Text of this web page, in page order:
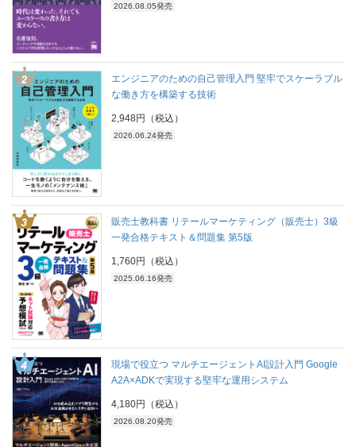
2026.08.05発売
エンジニアのための自己管理入門 堅牢でスケーラブル
な働き方を構築する技術
2,948円（税込）
2026.06.24発売
販売士教科書 リテールマーケティング（販売士）3級
一発合格テキスト＆問題集 第5版
1,760円（税込）
2025.06.16発売
現場で役立つ マルチエージェントAI設計入門 Google
A2A×ADKで実現する堅牢な運用システム
4,180円（税込）
2026.08.20発売